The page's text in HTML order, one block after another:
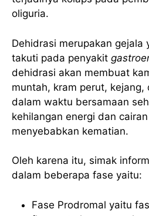
oliguria.
Dehidrasi merupakan gejala
takuti pada penyakit
dehidrasi akan membuat
muntah, kram perut, kejang,
dalam waktu bersamaan
kehilangan energi dan
menyebabkan kematian.
Oleh karena itu, simak
dalam beberapa fase yaitu:
Fase Prodromal yaitu